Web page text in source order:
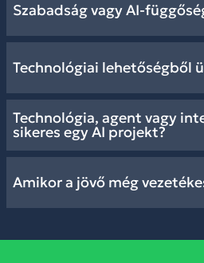
Szabadság vagy AI-
Technológiai lehetőségből
Technológia, agent vagy
sikeres egy AI projekt?
Amikor a jövő még